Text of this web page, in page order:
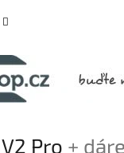
Pro +